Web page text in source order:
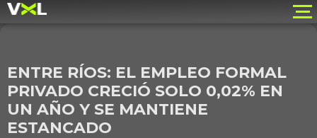
ENTRE RÍOS: EL EMPLEO FORMAL
PRIVADO CRECIÓ SOLO 0,02% EN
UN AÑO Y SE MANTIENE
ESTANCADO